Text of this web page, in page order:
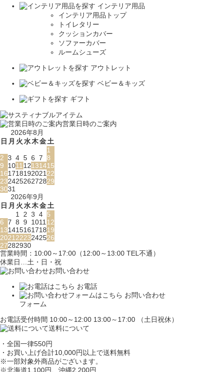
インテリア用品
インテリア用品トップ
トイレタリー
クッションカバー
ソファーカバー
ルームシューズ
アウトレット
ベビー＆キッズ
ギフト
営業日時のご案内
2026年8月
日 月 火水木金土
1
2 3 4 5 6 7 8
9
1011 12131415
161718192021 22
23242526272829
3031
2026年9月
日 月 火水木金土
1
2 3 4 5
6 7 8 9 1011 12
13141516171819
2021 2223242526
27282930
営業時間：10:00～17:00（12:00～13:00 TEL不通）
休業日…土・日・祝
お問い合わせ
お電話
お問い合わせ
フォーム
お電話受付時間 10:00～12:00 13:00～17:00 （土日祝休）
送料について
・全国一律550円
・お買い上げ合計10,000円以上で送料無料
※一部対象外商品がございます。
※北海道1,100円 、沖縄2,200円